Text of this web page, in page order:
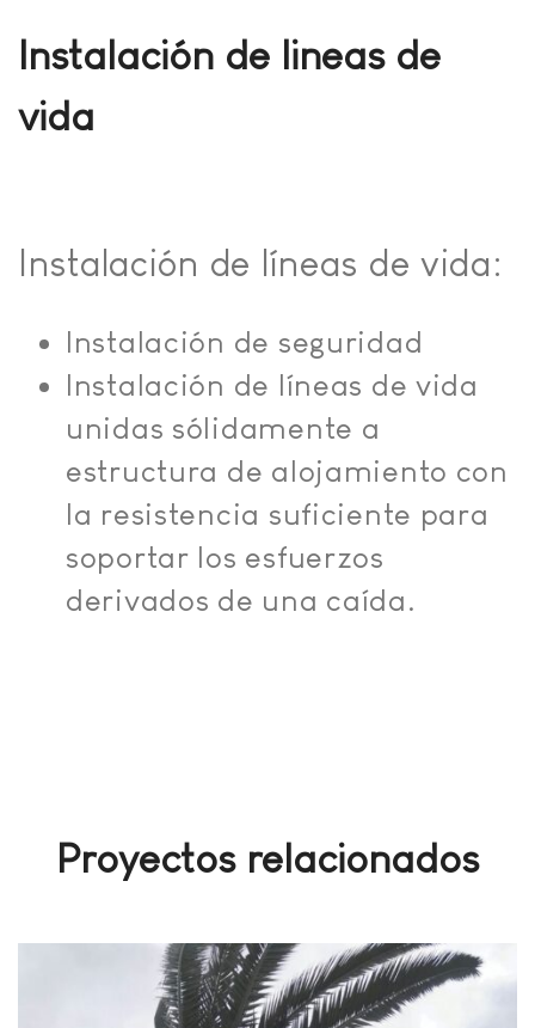
Instalación de lineas de
vida
Instalación de líneas de vida:
Instalación de seguridad
Instalación de líneas de vida
unidas sólidamente a
estructura de alojamiento con
la resistencia suficiente para
soportar los esfuerzos
derivados de una caída.
Proyectos relacionados